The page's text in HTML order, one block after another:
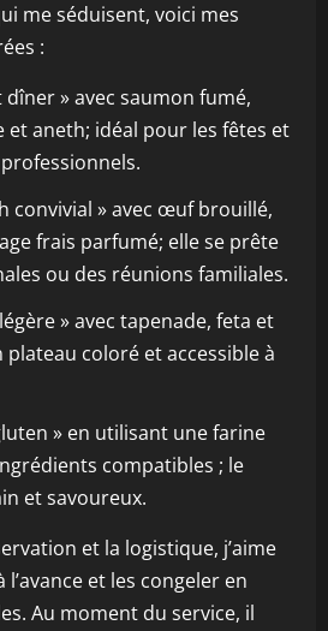
me séduisent, voici mes
:
dîner » avec saumon fumé,
et aneth; idéal pour les fêtes et
convivial » avec œuf brouillé,
frais parfumé; elle se prête
ou des réunions familiales.
» avec tapenade, feta et
coloré et accessible à
» en utilisant une farine
compatibles ; le
et savoureux.
et la logistique, j’aime
et les congeler en
Au moment du service, il